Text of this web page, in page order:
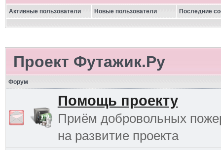
Активные пользователи Новые пользователи Последние
Проект Футажик.Ру
Форум
Помощь проекту
Приём добровольных
на развитие проекта